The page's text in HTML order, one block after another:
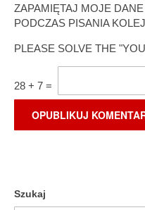
ZAPAMIĘTAJ MOJE
PODCZAS PISANIA
PLEASE SOLVE THE
28 + 7 =
Szukaj